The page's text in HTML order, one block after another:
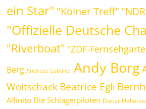
ein Star" "Kölner Treff"
"Offizielle Deutsche
"Riverboat" "ZDF-
Berg Andreas Gabalier Andy Borg
WoitschackBeatrice Egli
Alfinito Die Schlagerpiloten Dieter